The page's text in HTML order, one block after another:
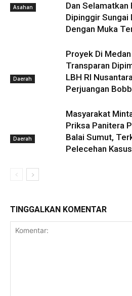
Asahan
Dan Selamatkan
Dipinggir Sungai
Dengan Muka
Daerah
Proyek Di
Transparan
LBH RI
Perjuangan
Daerah
Masyarakat
Priksa Panitera
Balai Sumut,
Pelecehan
TINGGALKAN KOMENTAR